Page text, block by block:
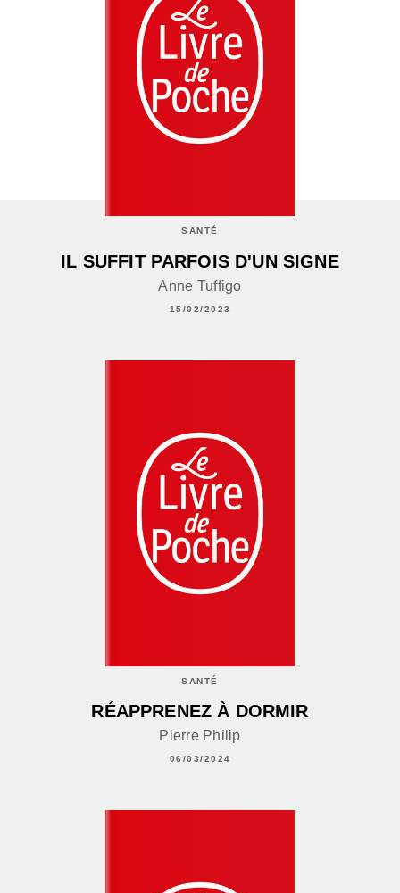
SANTÉ
IL SUFFIT PARFOIS D'UN SIGNE
Anne Tuffigo
15/02/2023
SANTÉ
RÉAPPRENEZ À DORMIR
Pierre Philip
06/03/2024